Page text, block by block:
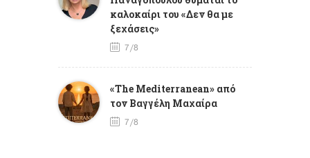
καλοκαίρι του «Δεν θα με
ξεχάσεις»
7/8
«The Mediterranean» από
τον Βαγγέλη Μαχαίρα
7/8